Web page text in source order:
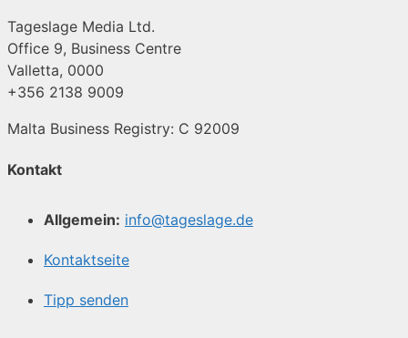
Tageslage Media Ltd.
Office 9, Business Centre
Valletta, 0000
+356 2138 9009
Malta Business Registry: C 92009
Kontakt
Allgemein: info@tageslage.de
Kontaktseite
Tipp senden